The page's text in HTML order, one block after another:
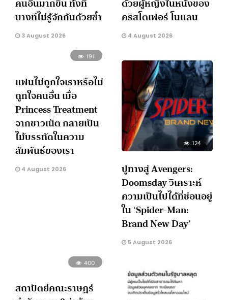
คนอื่นมากขึ้น ทั้งที่
บางทีไม่รู้จักกันด้วยซ้ำ
3 August 2026
ด้วยผู้หญิงในหนังของ
คริสโตเฟอร์ โนแลน
4 August 2026
191
แฟนไม่ถูกใจเราหรือไม่
ถูกใจคนอื่น เมื่อ
Princess Treatment
จากชาวเน็ต กลายเป็น
ไม้บรรทัดในความ
สัมพันธ์ของเรา
4 August 2026
124
ปูทางสู่ Avengers:
Doomsday วิเคราะห์
ความเป็นไปได้ที่ซ่อนอยู่
ใน ‘Spider-Man:
Brand New Day’
5 August 2026
400
สถาปัตย์คณะราษฎร์